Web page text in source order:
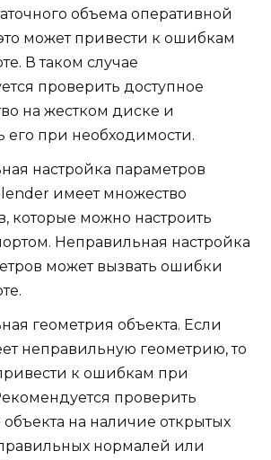
объема оперативной
может привести к ошибкам
В таком случае
проверить доступное
на жестком диске и
его при необходимости.
настройка параметров
имеет множество
которые можно настроить
Неправильная настройка
может вызвать ошибки
геометрия объекта. Если
неправильную геометрию, то
к ошибкам при
проверить
на наличие открытых
нормалей или